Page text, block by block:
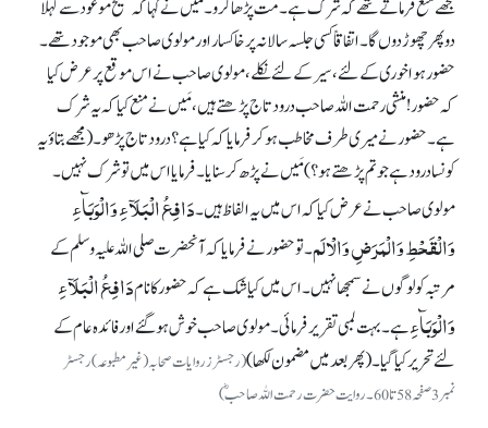
مجھے منع فرماتے تھے کہ شرک ہے۔ مت پڑھا کرو۔ مَیں نے کہا کہ مسیح موعود سے کہلا
دو پھر چھوڑ دوں گا۔ اتفاقاً کسی جلسہ سالانہ پر خاکسار اور مولوی صاحب بھی موجود تھے۔
حضور ہوا خوری کے لئے، سیر کے لئے نکلے، مولوی صاحب نے اس موقع پر عرض کیا
کہ حضور! منشی رحمت اللہ صاحب درود تاج پڑھتے ہیں، مَیں نے منع کیا کہ یہ شرک
ہے۔ حضور نے میری طرف مخاطب ہو کر فرمایا کہ کیا ہے؟ درود تاج پڑھو۔ (مجھے بتاؤ یہ
کونسا درود ہے جو تم پڑھتے ہو؟) مَیں نے پڑھ کر سنایا۔ فرمایا اس میں تو شرک نہیں۔
مولوی صاحب نے عرض کیا کہ اس میں یہ الفاظ ہیں۔دَافِعُ الْبَلَآءِ وَالْوَبَآءِ
وَالْقَحْطِ وَالْمَرَضِ وَالْالَم۔ تو حضور نے فرمایا کہ آنحضرت صلی اللہ علیہ وسلم کے
مرتبہ کو لوگوں نے سمجھا نہیں۔ اس میں کیا شک ہے کہ حضور کا نامدَافِعُ الْبَلَآءِ
وَالْوَبَآءِہے۔ بہت لمبی تقریر فرمائی۔ مولوی صاحب خوش ہو گئے اور فائدہ عام کے
لئے تحریر کیا گیا۔ (پھر بعد میں مضمون لکھا)(رجسٹرز روایات صحابہ (غیرمطبوعہ) رجسٹر
نمبر 3صفحہ 58 تا 60۔ روایت حضرت رحمت اللہ صاحبؓ)